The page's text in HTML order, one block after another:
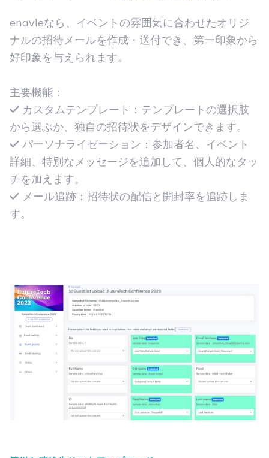
enavleなら、イベントの雰囲気に合わせたオリジ
ナルの招待メールを作成・送付でき、第一印象から
好印象を与えられます。
主要機能：
カスタムテンプレート：テンプレートの選択肢
から選ぶか、独自の招待状をデザインできます。
パーソナライゼーション：参加者名、イベント
詳細、特別なメッセージを追加して、個人的なタッ
チを加えます。
メール追跡：招待状の配信と開封率を追跡しま
す。